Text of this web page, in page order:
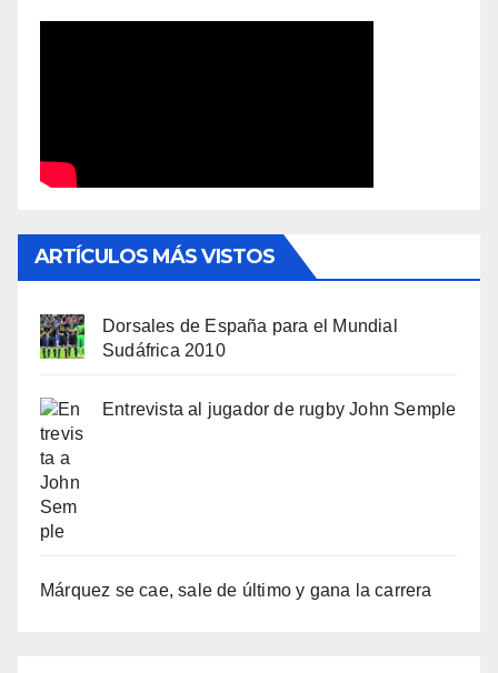
ARTÍCULOS MÁS VISTOS
Dorsales de España para el Mundial
Sudáfrica 2010
Entrevista al jugador de rugby John Semple
Márquez se cae, sale de último y gana la carrera